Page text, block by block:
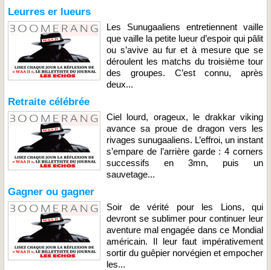
Leurres er lueurs
Les Sunugaaliens entretiennent vaille
que vaille la petite lueur d’espoir qui pâlit
ou s’avive au fur et à mesure que se
déroulent les matchs du troisième tour
des groupes. C’est connu, après
deux...
Retraite célébrée
Ciel lourd, orageux, le drakkar viking
avance sa proue de dragon vers les
rivages sunugaaliens. L’effroi, un instant
s’empare de l’arrière garde : 4 corners
successifs en 3mn, puis un
sauvetage...
Gagner ou gagner
Soir de vérité pour les Lions, qui
devront se sublimer pour continuer leur
aventure mal engagée dans ce Mondial
américain. Il leur faut impérativement
sortir du guêpier norvégien et empocher
les...